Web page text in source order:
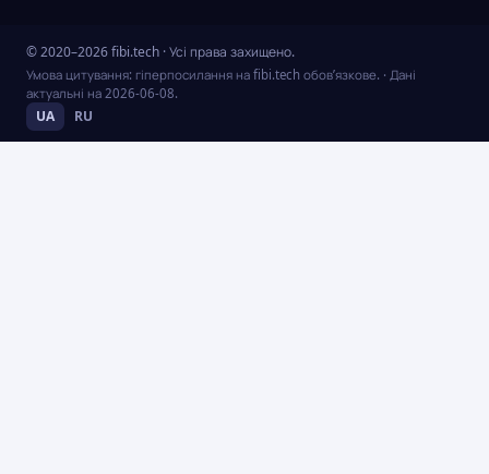
© 2020–2026 fibi.tech · Усі права захищено.
Умова цитування: гіперпосилання на fibi.tech обов’язкове. · Дані
актуальні на 2026-06-08.
UA RU